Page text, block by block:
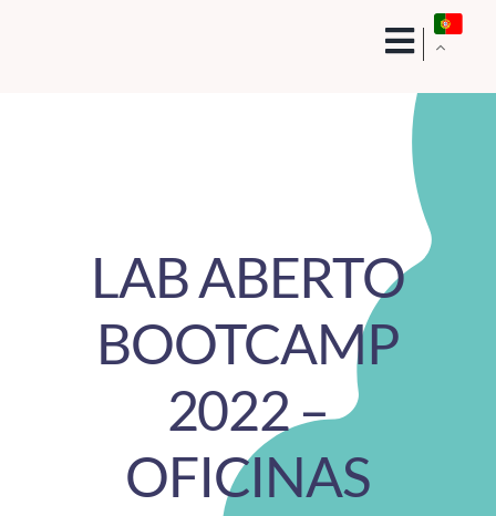
LAB ABERTO
BOOTCAMP
2022 –
OFICINAS